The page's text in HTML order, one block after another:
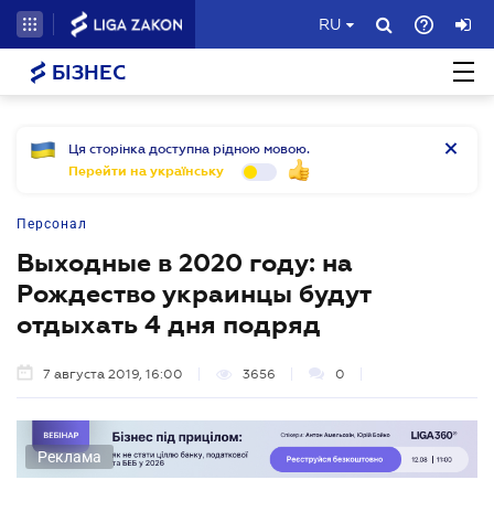
RU
БІЗНЕС
Ця сторінка доступна рідною мовою.
Перейти на українську
Персонал
Выходные в 2020 году: на
Рождество украинцы будут
отдыхать 4 дня подряд
7 августа 2019, 16:00 3656 0
Реклама